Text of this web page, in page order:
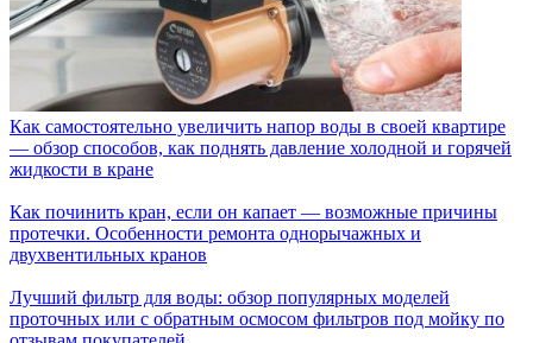
Как самостоятельно увеличить напор воды в своей квартире
— обзор способов, как поднять давление холодной и горячей
жидкости в кране
Как починить кран, если он капает — возможные причины
протечки. Особенности ремонта однорычажных и
двухвентильных кранов
Лучший фильтр для воды: обзор популярных моделей
проточных или с обратным осмосом фильтров под мойку по